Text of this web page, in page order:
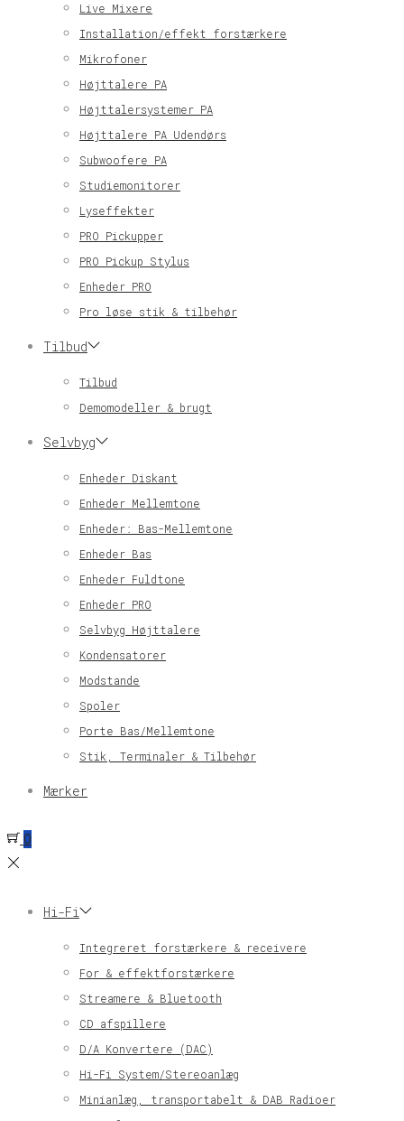
Live Mixere
Installation/effekt forstærkere
Mikrofoner
Højttalere PA
Højttalersystemer PA
Højttalere PA Udendørs
Subwoofere PA
Studiemonitorer
Lyseffekter
PRO Pickupper
PRO Pickup Stylus
Enheder PRO
Pro løse stik & tilbehør
Tilbud
Tilbud
Demomodeller & brugt
Selvbyg
Enheder Diskant
Enheder Mellemtone
Enheder: Bas-Mellemtone
Enheder Bas
Enheder Fuldtone
Enheder PRO
Selvbyg Højttalere
Kondensatorer
Modstande
Spoler
Porte Bas/Mellemtone
Stik, Terminaler & Tilbehør
Mærker
0
Hi-Fi
Integreret forstærkere & receivere
For & effektforstærkere
Streamere & Bluetooth
CD afspillere
D/A Konvertere (DAC)
Hi-Fi System/Stereoanlæg
Minianlæg, transportabelt & DAB Radioer